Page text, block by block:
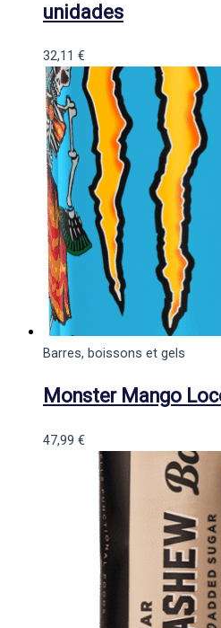
unidades
32,11 €
Barres, boissons et gels
Monster Mango
47,99 €